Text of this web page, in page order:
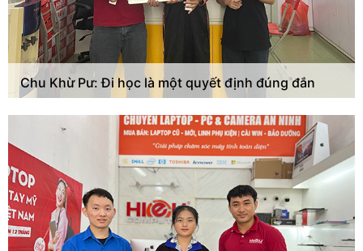
Chu Khừ Pư: Đi học là một quyết định đúng đắn